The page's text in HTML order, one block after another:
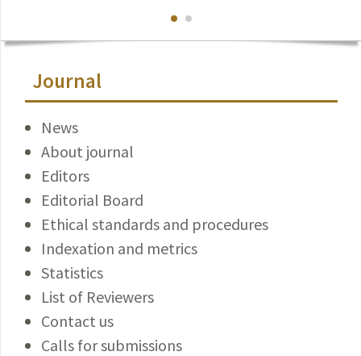
Journal
News
About journal
Editors
Editorial Board
Ethical standards and procedures
Indexation and metrics
Statistics
List of Reviewers
Contact us
Calls for submissions